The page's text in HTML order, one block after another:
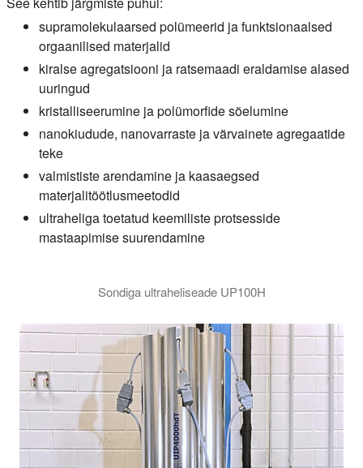
supramolekulaarsed polümeerid ja funktsionaalsed
orgaanilised materjalid
kiralse agregatsiooni ja ratsemaadi eraldamise alased
uuringud
kristalliseerumine ja polümorfide sõelumine
nanokiudude, nanovarraste ja värvainete agregaatide
teke
valmististe arendamine ja kaasaegsed
materjalitöötlusmeetodid
ultraheliga toetatud keemiliste protsesside
mastaapimise suurendamine
Sondiga ultraheliseade UP100H